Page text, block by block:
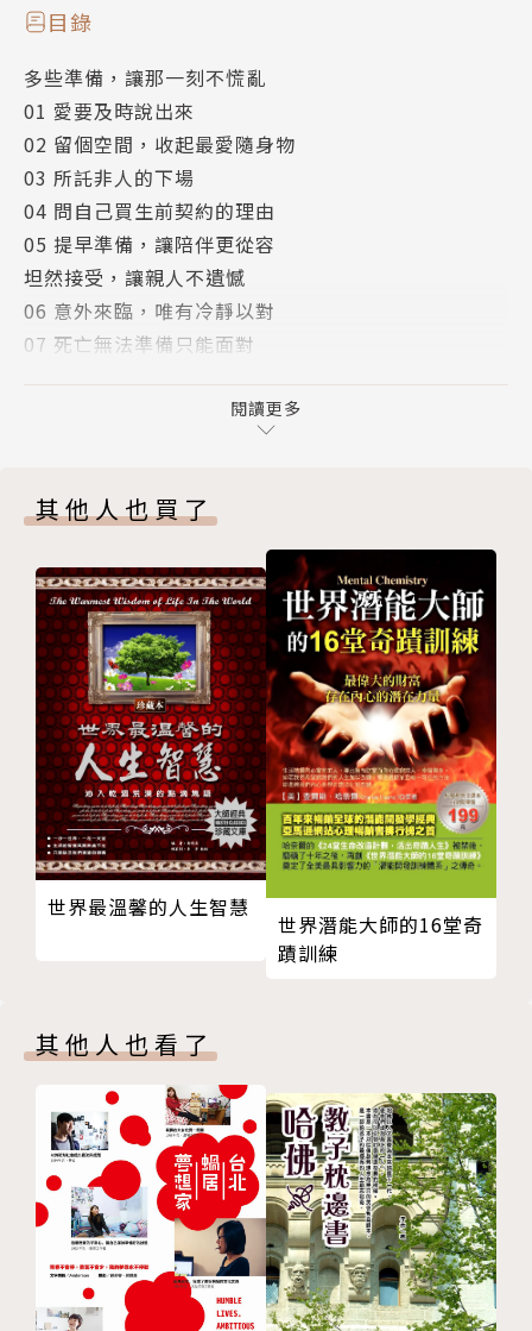
點。珍惜與所愛相聚的美好時光，不留下任何遺憾的完
死亡來得太快，準備總是太慢，當時間還足夠時，你我
都該思考：
我們能準備什麼？當能選擇時該怎麼抉擇？當來不及時
又該怎麼做？
人生最後的一場相聚，重視的是往生者和家屬間的感
覺，甚至是和所有追思者的感覺，
這些感覺有時只是一個「點」，讓往生者成為告別式的
禮儀師遇到的不全是動人故事，而是由真實演員演出的
一個十一歲的小女生，先天性肌肉萎縮，據說有的患者
能達到正常壽命，但有些在症狀過快的發展下，造成肌
肉無力呼吸衰竭。
小小的往生者也「曾經」是生命，偶爾在殯葬看到靈位
區放著天真無邪的嬰兒照，對比旁邊一張張成熟年邁的
遺照格外突兀，
習俗上長輩不用也不能替小貝比拜飯，但早晚的時候，
父母仍會泡了牛奶放在桌上，臉盆裡還放隻壓了會「啾
啾」的橡皮小鴨，
看著年輕的父母佇立照片前，我只想著要讓小女生的告
別式不一樣。
人生的圓滿，也許就是在來得及時，好好說聲再見
江佳龍
禮儀師事務所（http://ez54.com）所長，1977年生
於台北，在南部長大，畢業於文藻語專法文科。
退伍後第一份工作為不動產營業員，1992年至知名生
前契約公司擔任禮儀師，在殯葬業中待過大型殯葬財
團，也待過地方性葬儀社。曾在殯葬人力公司擔任工頭
及負責新人的教育訓練，也曾和殯葬業務合股開過公
司。
經歷這行大小各區塊，讓自己能以更多樣、更全面的角
目錄
多些準備，讓那一刻不慌亂
01 愛要及時說出來
02 留個空間，收起最愛隨身物
03 所託非人的下場
04 問自己買生前契約的理由
05 提早準備，讓陪伴更從容
坦然接受，讓親人不遺憾
06 意外來臨，唯有冷靜以對
07 死亡無法準備只能面對
11 不要過份依賴習俗
13 真心比制式流程更重要
14 見最後一面的迷思
15 人情冷暖令人寒心
用心規劃，一場最美好的道別
16 往生者才是喪禮的主角
17 請讓「他」完好順利地離開
18 化個美美的妝
19 別讓葬禮變競選舞台
20 不花大錢也能有專屬的感動
尊重專業， 打造完美告別式
21 信任是一切的開始
22 一場告別式，交一輩子的朋友
25 低價下的產物
閱讀更多
其他人也買了
世界最溫馨的人生智慧
世界潛能大師的16堂奇
蹟訓練
其他人也看了